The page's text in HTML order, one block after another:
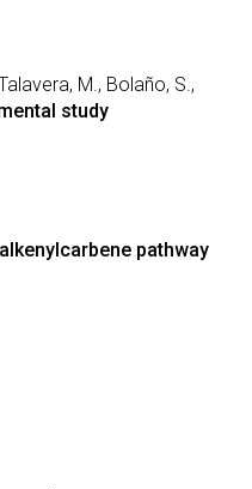
M., Bolaño, S.,
study
pathway